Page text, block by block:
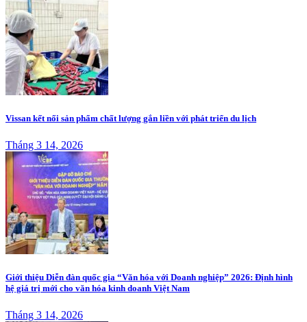
Vissan kết nối sản phẩm chất lượng gắn liền với phát triển du lịch
Tháng 3 14, 2026
Giới thiệu Diễn đàn quốc gia “Văn hóa với Doanh nghiệp” 2026: Định hình
hệ giá trị mới cho văn hóa kinh doanh Việt Nam
Tháng 3 14, 2026